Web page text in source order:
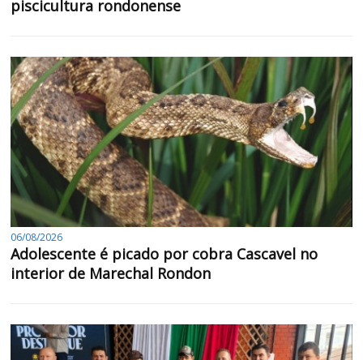
piscicultura rondonense
06/08/2026
Adolescente é picado por cobra Cascavel no
interior de Marechal Rondon